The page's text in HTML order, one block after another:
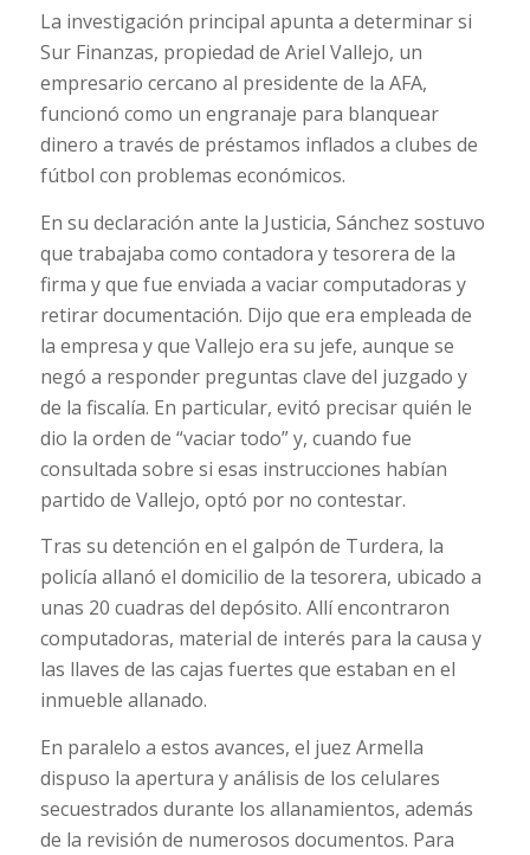
La investigación principal apunta a determinar si
Sur Finanzas, propiedad de Ariel Vallejo, un
empresario cercano al presidente de la AFA,
funcionó como un engranaje para blanquear
dinero a través de préstamos inflados a clubes de
fútbol con problemas económicos.
En su declaración ante la Justicia, Sánchez sostuvo
que trabajaba como contadora y tesorera de la
firma y que fue enviada a vaciar computadoras y
retirar documentación. Dijo que era empleada de
la empresa y que Vallejo era su jefe, aunque se
negó a responder preguntas clave del juzgado y
de la fiscalía. En particular, evitó precisar quién le
dio la orden de “vaciar todo” y, cuando fue
consultada sobre si esas instrucciones habían
partido de Vallejo, optó por no contestar.
Tras su detención en el galpón de Turdera, la
policía allanó el domicilio de la tesorera, ubicado a
unas 20 cuadras del depósito. Allí encontraron
computadoras, material de interés para la causa y
las llaves de las cajas fuertes que estaban en el
inmueble allanado.
En paralelo a estos avances, el juez Armella
dispuso la apertura y análisis de los celulares
secuestrados durante los allanamientos, además
de la revisión de numerosos documentos. Para